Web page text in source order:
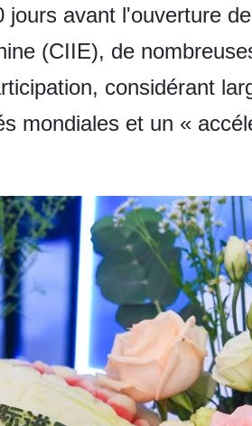
avant l'ouverture
(CIIE), de
considérant
mondiales et un «